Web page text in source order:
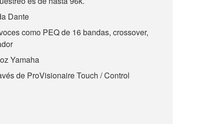
Dante
como PEQ de 16 bandas, crossover,
Yamaha
de ProVisionaire Touch / Control